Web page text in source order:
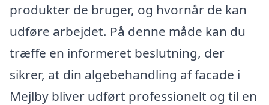
produkter de bruger, og hvornår de kan
udføre arbejdet. På denne måde kan du
træffe en informeret beslutning, der
sikrer, at din algebehandling af facade i
Mejlby bliver udført professionelt og til en